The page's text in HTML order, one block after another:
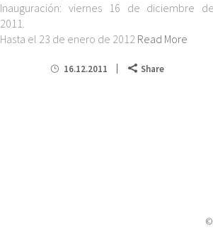
Inauguración: viernes 16 de diciembre de
2011.
Hasta el 23 de enero de 2012 Read More
16.12.2011 Share
©